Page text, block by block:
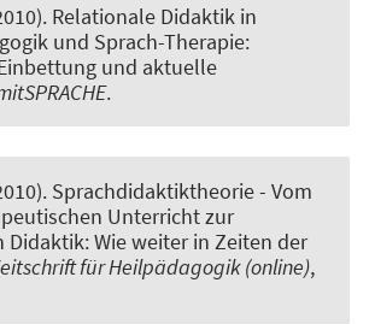
Relationale Didaktik in
und Sprach-Therapie:
und aktuelle
.
Sprachdidaktiktheorie - Vom
Unterricht zur
Didaktik: Wie weiter in Zeiten der
für Heilpädagogik (online),